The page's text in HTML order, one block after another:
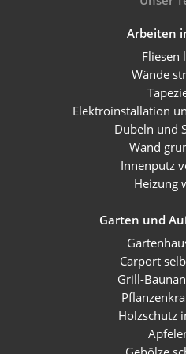
Arbeiten
Fliesen
Wände
Elektroinstallation
Dübeln und
Wand
Innenputz
Heizung
Garten und
Carport
Grill-
Holzschutz